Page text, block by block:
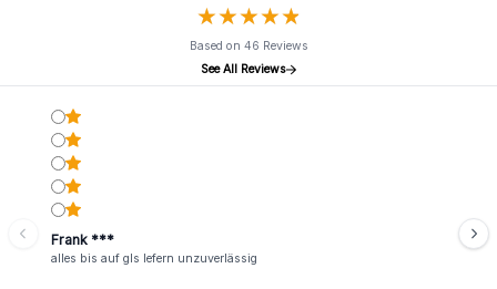
★★★★★
★★★★★
Based on 46 Reviews
See All Reviews
Frank ***
alles bis auf gls lefern unzuverlässig